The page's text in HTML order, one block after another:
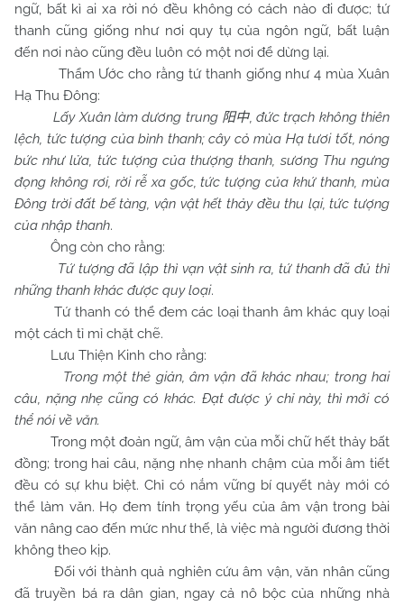
ngữ, bất kì ai xa rời nó đều không có cách nào đi được; tứ
thanh cũng giống như nơi quy tụ của ngôn ngữ, bất luận
đến nơi nào cũng đều luôn có một nơi để dừng lại.
Thẩm Ước cho rằng tứ thanh giống như 4 mùa Xuân
Hạ Thu Đông:
Lấy Xuân làm dương trung 阳中, đức trạch không thiên
lệch, tức tượng của bình thanh; cây cỏ mùa Hạ tươi tốt, nóng
bức như lửa, tức tượng của thượng thanh, sương Thu ngưng
đọng không rơi, rời rễ xa gốc, tức tượng của khứ thanh, mùa
Đông trời đất bế tàng, vận vật hết thảy đều thu lại, tức tượng
của nhập thanh.
Ông còn cho rằng:
Tứ tượng đã lập thì vạn vật sinh ra, tứ thanh đã đủ thì
những thanh khác được quy loại.
Tứ thanh có thể đem các loại thanh âm khác quy loại
một cách tỉ mỉ chặt chẽ.
Lưu Thiện Kinh cho rằng:
Trong một thẻ giản, âm vận đã khác nhau; trong hai
câu, nặng nhẹ cũng có khác. Đạt được ý chỉ này, thì mới có
thể nói về văn.
Trong một đoản ngữ, âm vận của mỗi chữ hết thảy bất
đồng; trong hai câu, nặng nhẹ nhanh chậm của mỗi âm tiết
đều có sự khu biệt. Chỉ có nắm vững bí quyết này mới có
thể làm văn. Họ đem tính trọng yếu của âm vận trong bài
văn nâng cao đến mức như thế, là việc mà người đương thời
không theo kịp.
Đối với thành quả nghiên cứu âm vận, văn nhân cũng
đã truyền bá ra dân gian, ngay cả nô bộc của những nhà